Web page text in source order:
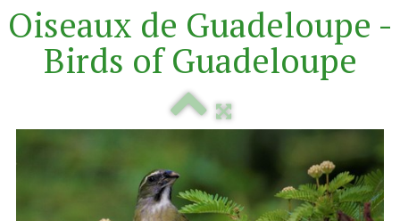
Oiseaux de Guadeloupe -
Birds of Guadeloupe